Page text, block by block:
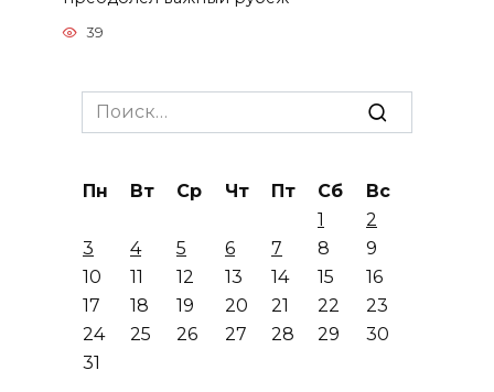
39
Search
for:
Пн Вт Ср Чт Пт Сб
Вс
1
2
3
4 5 6 7 8
9
10
11 12 13 14 15
16
17
18 19 20 21 22
23
24
25 26 27 28 29
30
31